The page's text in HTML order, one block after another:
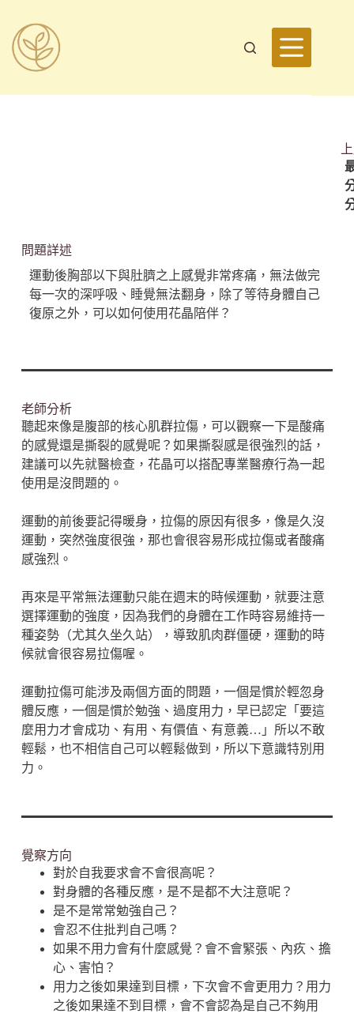
問題詳述
運動後胸部以下與肚臍之上感覺非常疼痛，無法做完
每一次的深呼吸、睡覺無法翻身，除了等待身體自己
復原之外，可以如何使用花晶陪伴？
老師分析
聽起來像是腹部的核心肌群拉傷，可以觀察一下是酸痛
的感覺還是撕裂的感覺呢？如果撕裂感是很強烈的話，
建議可以先就醫檢查，花晶可以搭配專業醫療行為一起
使用是沒問題的。
運動的前後要記得暖身，拉傷的原因有很多，像是久沒
運動，突然強度很強，那也會很容易形成拉傷或者酸痛
感強烈。
再來是平常無法運動只能在週末的時候運動，就要注意
選擇運動的強度，因為我們的身體在工作時容易維持一
種姿勢（尤其久坐久站），導致肌肉群僵硬，運動的時
候就會很容易拉傷喔。
運動拉傷可能涉及兩個方面的問題，一個是慣於輕忽身
體反應，一個是慣於勉強、過度用力，早已認定「要這
麼用力才會成功、有用、有價值、有意義…」所以不敢
輕鬆，也不相信自己可以輕鬆做到，所以下意識特別用
力。
覺察方向
對於自我要求會不會很高呢？
對身體的各種反應，是不是都不大注意呢？
是不是常常勉強自己？
會忍不住批判自己嗎？
如果不用力會有什麼感覺？會不會緊張、內疚、擔
心、害怕？
用力之後如果達到目標，下次會不會更用力？用力
之後如果達不到目標，會不會認為是自己不夠用